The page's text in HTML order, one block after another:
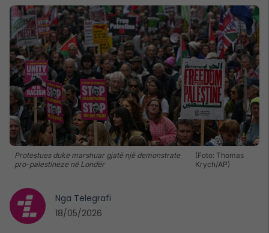
Protestues duke marshuar gjatë një demonstrate
pro-palestineze në Londër
(Foto: Thomas
Krych/AP)
Nga Telegrafi
18/05/2026